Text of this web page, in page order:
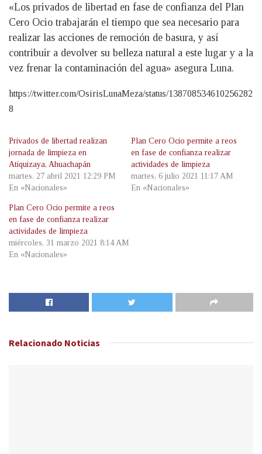
«Los privados de libertad en fase de confianza del Plan
Cero Ocio trabajarán el tiempo que sea necesario para
realizar las acciones de remoción de basura, y así
contribuir a devolver su belleza natural a este lugar y a la
vez frenar la contaminación del agua» asegura Luna.
https://twitter.com/OsirisLunaMeza/status/138708534610256282
8
Privados de libertad realizan
jornada de limpieza en
Atiquizaya, Ahuachapán
martes, 27 abril 2021 12:29 PM
En «Nacionales»
Plan Cero Ocio permite a reos
en fase de confianza realizar
actividades de limpieza
martes, 6 julio 2021 11:17 AM
En «Nacionales»
Plan Cero Ocio permite a reos
en fase de confianza realizar
actividades de limpieza
miércoles, 31 marzo 2021 8:14 AM
En «Nacionales»
Relacionado Noticias